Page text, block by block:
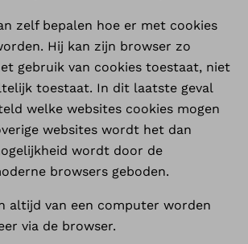
zelf bepalen hoe er met cookies
Hij kan zijn browser zo
gebruik van cookies toestaat, niet
toestaat. In dit laatste geval
welke websites cookies mogen
websites wordt het dan
wordt door de
browsers geboden.
altijd van een computer worden
via de browser.